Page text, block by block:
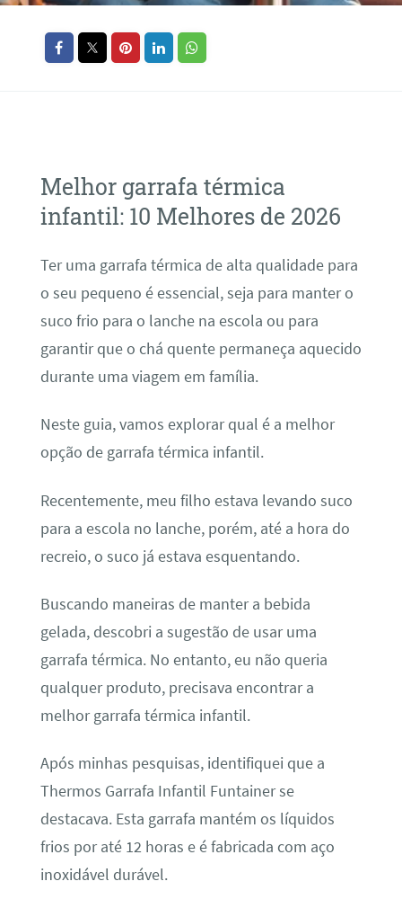
Melhor garrafa térmica
infantil: 10 Melhores de 2026
Ter uma garrafa térmica de alta qualidade para
o seu pequeno é essencial, seja para manter o
suco frio para o lanche na escola ou para
garantir que o chá quente permaneça aquecido
durante uma viagem em família.
Neste guia, vamos explorar qual é a melhor
opção de garrafa térmica infantil.
Recentemente, meu filho estava levando suco
para a escola no lanche, porém, até a hora do
recreio, o suco já estava esquentando.
Buscando maneiras de manter a bebida
gelada, descobri a sugestão de usar uma
garrafa térmica. No entanto, eu não queria
qualquer produto, precisava encontrar a
melhor garrafa térmica infantil.
Após minhas pesquisas, identifiquei que a
Thermos Garrafa Infantil Funtainer se
destacava. Esta garrafa mantém os líquidos
frios por até 12 horas e é fabricada com aço
inoxidável durável.